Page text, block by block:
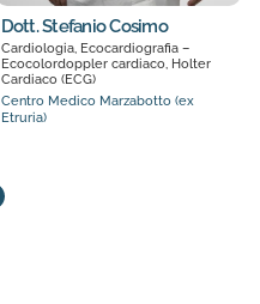
Dott. Stefanio Cosimo
Cardiologia, Ecocardiografia –
Ecocolordoppler cardiaco, Holter
Cardiaco (ECG)
Centro Medico Marzabotto (ex
Etruria)